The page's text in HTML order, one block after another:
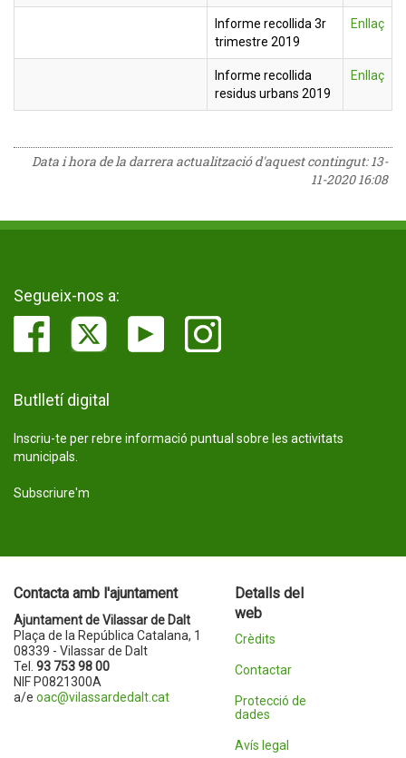
Informe recollida 3r
trimestre 2019
Enllaç
Informe recollida
residus urbans 2019
Enllaç
Data i hora de la darrera actualització d'aquest contingut:13-
11-2020 16:08
Segueix-nos a:
Butlletí digital
Inscriu-te per rebre informació puntual sobre les activitats
municipals.
Subscriure'm
Contacta amb l'ajuntament
Ajuntament de Vilassar de Dalt
Plaça de la República Catalana, 1
08339 - Vilassar de Dalt
Tel. 93 753 98 00
NIF P0821300A
a/e oac@vilassardedalt.cat
Detalls del
web
Crèdits
Contactar
Protecció de
dades
Avís legal